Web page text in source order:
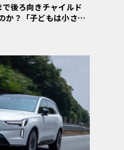
後ろ向きチャイルド
か？「子どもは小さな
導く安全思想と最新